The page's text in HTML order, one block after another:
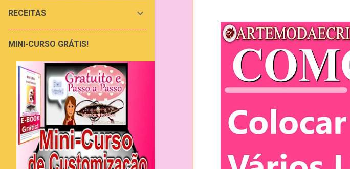
RECEITAS
MINI-CURSO GRÁTIS!